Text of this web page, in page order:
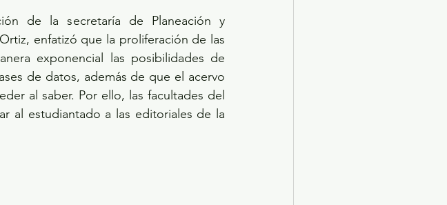
de la secretaría de Planeación y
enfatizó que la proliferación de las
exponencial las posibilidades de
de datos, además de que el acervo
al saber. Por ello, las facultades del
al estudiantado a las editoriales de la